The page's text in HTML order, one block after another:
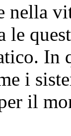
nella
le
In
i
il